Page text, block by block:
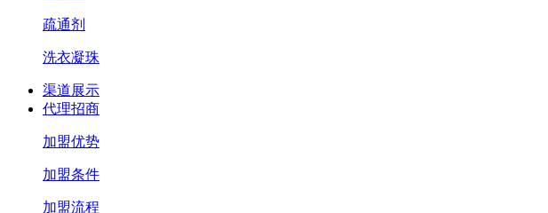
疏通剂
洗衣凝珠
渠道展示
代理招商
加盟优势
加盟条件
加盟流程